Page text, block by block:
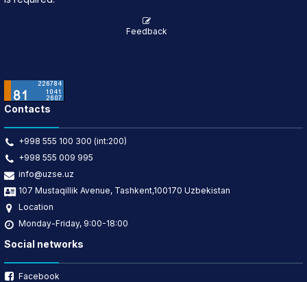
Feedback
Contacts
+998 555 100 300 (int:200)
+998 555 009 995
info@uzse.uz
107 Mustaqillik Avenue, Tashkent,100170 Uzbekistan
Location
Monday-Friday, 9:00-18:00
Social networks
Facebook